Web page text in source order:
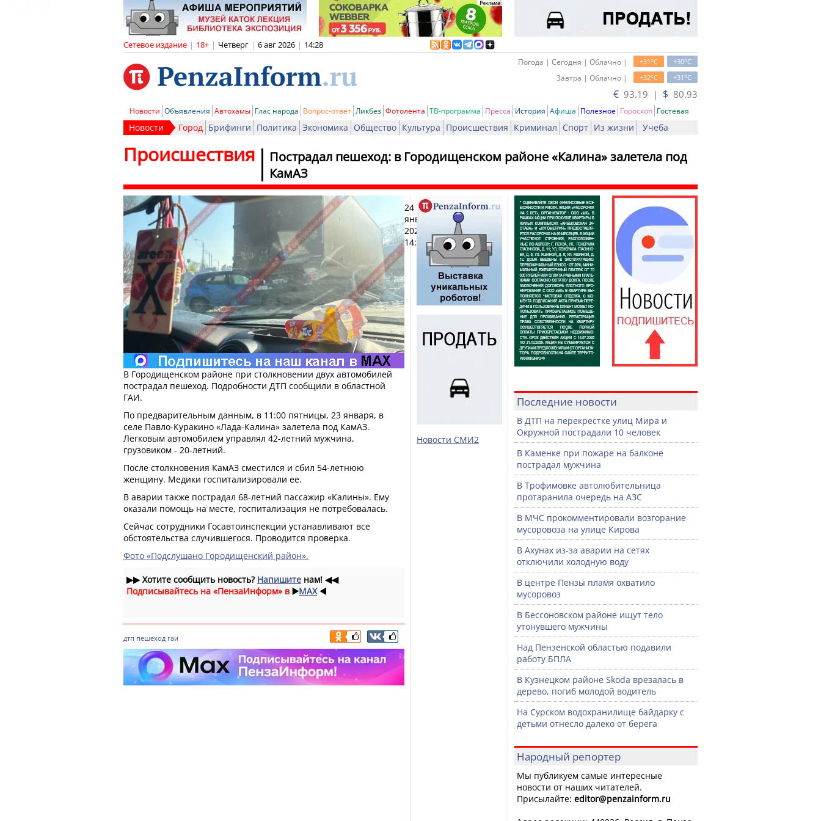
Сетевое издание | 18+ | Четверг | 6 авг 2026 | 14:28
+30oC
+31oC
Погода | Сегодня | Облачно |
+31oC
+32oC
Завтра | Облачно |
€ 93.19 | $ 80.93
Новости Объявления Автохамы Глас народа Вопрос-ответ Ликбез Фотолента ТВ-программа Пресса История Афиша Полезное Гороскоп Гостевая
Новости Город Брифинги Политика Экономика Общество Культура Происшествия Криминал Спорт Из жизни Учеба
Пострадал пешеход: в Городищенском районе «Калина» залетела под
КамАЗ
Происшествия
24
января
2026,
14:04
Печать
В Городищенском районе при столкновении двух автомобилей
пострадал пешеход. Подробности ДТП сообщили в областной
ГАИ.
По предварительным данным, в 11:00 пятницы, 23 января, в
селе Павло-Куракино «Лада-Калина» залетела под КамАЗ.
Легковым автомобилем управлял 42-летний мужчина,
грузовиком - 20-летний.
После столкновения КамАЗ сместился и сбил 54-летнюю
женщину. Медики госпитализировали ее.
В аварии также пострадал 68-летний пассажир «Калины». Ему
оказали помощь на месте, госпитализация не потребовалась.
Сейчас сотрудники Госавтоинспекции устанавливают все
обстоятельства случившегося. Проводится проверка.
Фото «Подслушано Городищенский район».
▶▶Хотите сообщить новость? Напишите нам! ◀◀
Подписывайтесь на «ПензаИнформ» в ▶️MAX ◀️
дтп пешеход гаи
Новости СМИ2
Последние новости
В ДТП на перекрестке улиц Мира и
Окружной пострадали 10 человек
В Каменке при пожаре на балконе
пострадал мужчина
В Трофимовке автолюбительница
протаранила очередь на АЗС
В МЧС прокомментировали возгорание
мусоровоза на улице Кирова
В Ахунах из-за аварии на сетях
отключили холодную воду
В центре Пензы пламя охватило
мусоровоз
В Бессоновском районе ищут тело
утонувшего мужчины
Над Пензенской областью подавили
работу БПЛА
В Кузнецком районе Skoda врезалась в
дерево, погиб молодой водитель
На Сурском водохранилище байдарку с
детьми отнесло далеко от берега
Народный репортер
Мы публикуем самые интересные
новости от наших читателей.
Присылайте: editor@penzainform.ru